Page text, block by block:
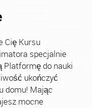
Cię Kursu
specjalnie
Platformę do nauki
ukończyć
domu! Mając
mocne